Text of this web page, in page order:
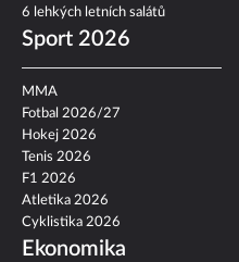
6 lehkých letních salátů
Sport 2026
MMA
Fotbal 2026/27
Hokej 2026
Tenis 2026
F1 2026
Atletika 2026
Cyklistika 2026
Ekonomika